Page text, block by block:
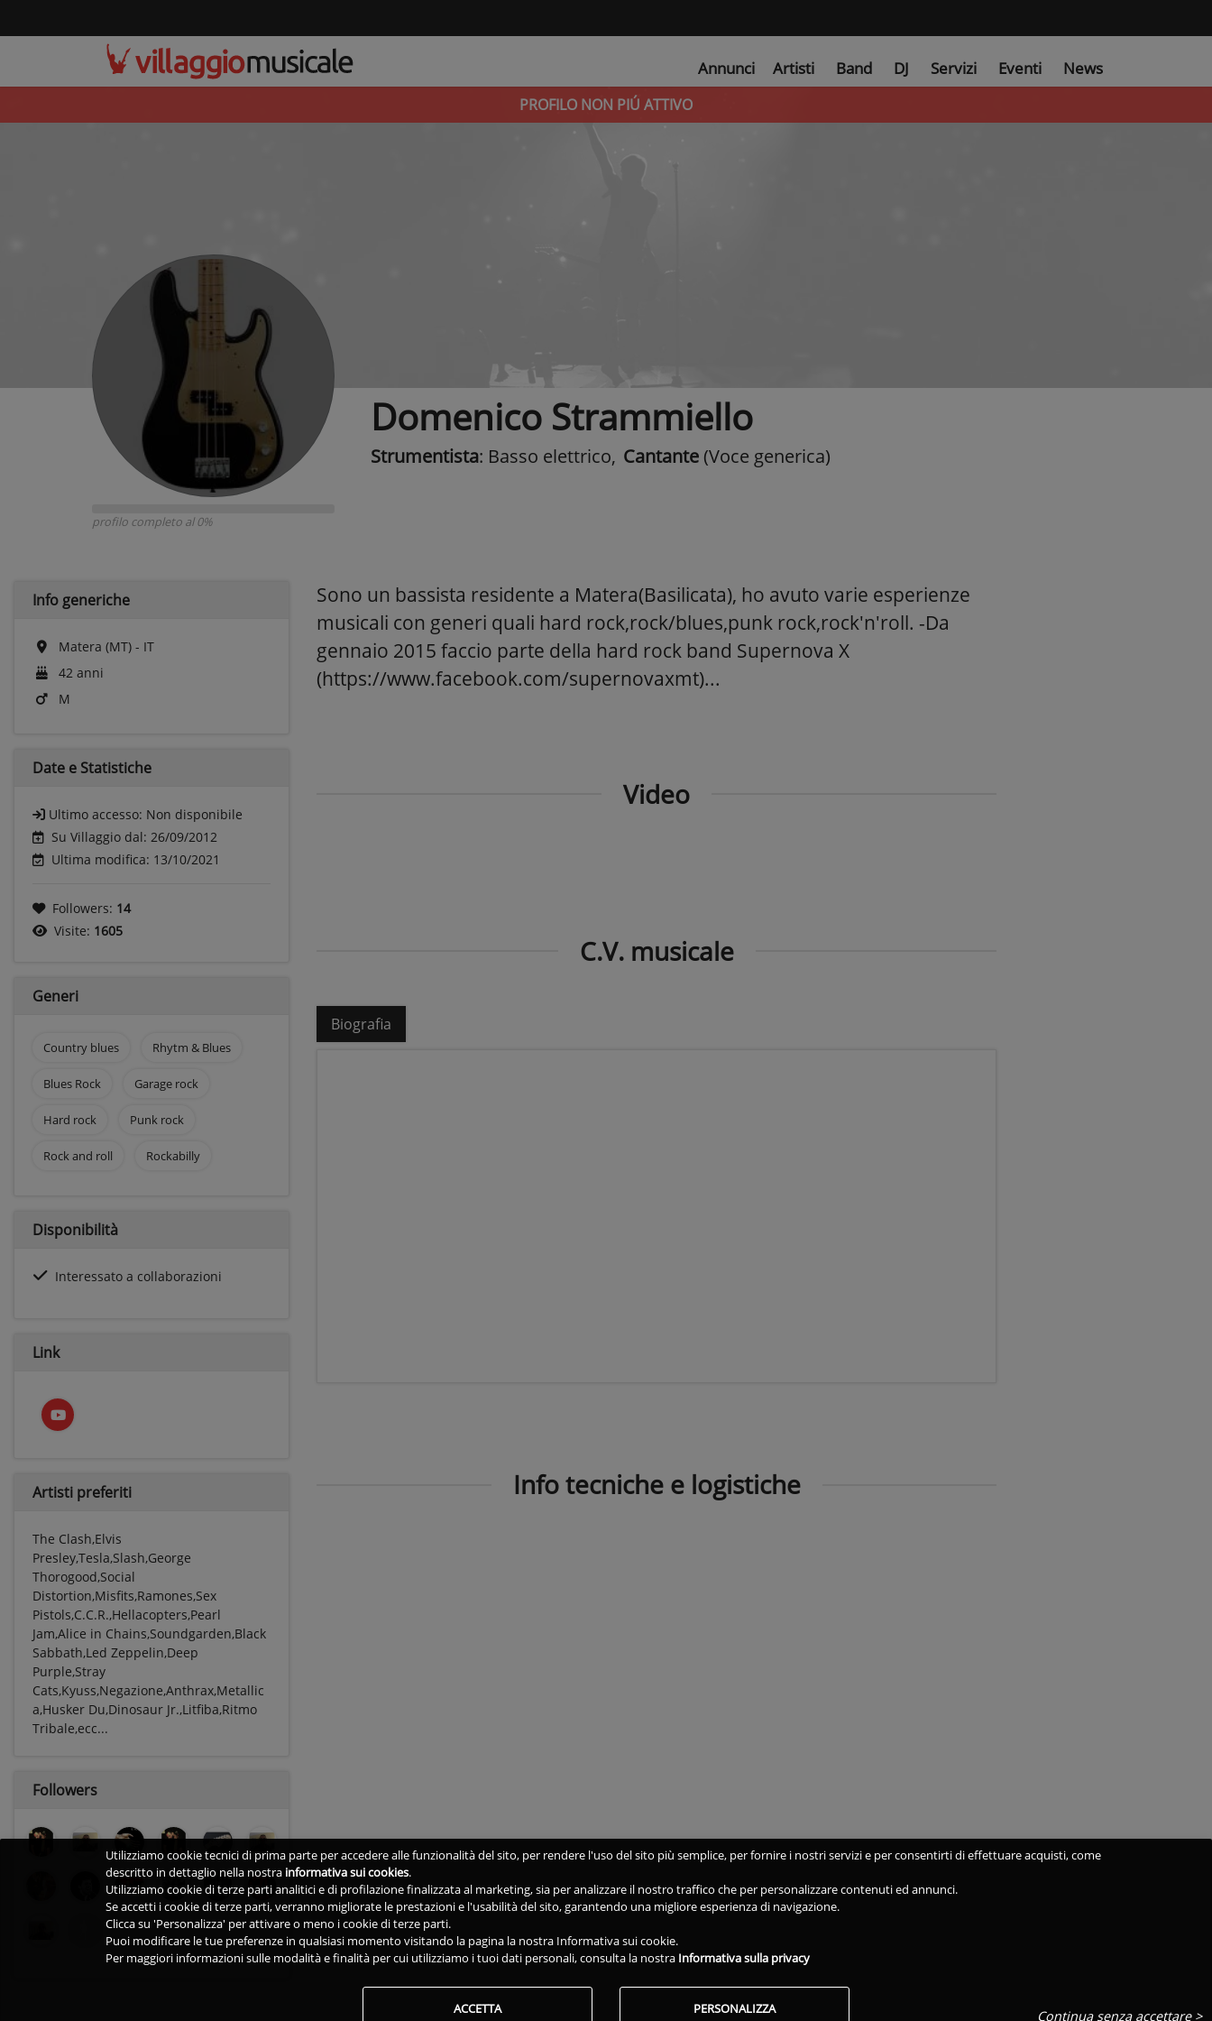
Annunci Artisti Band DJ Servizi Eventi News
PROFILO NON PIÚ ATTIVO
profilo completo al 0%
Domenico Strammiello
Strumentista: Basso elettrico, Cantante (Voce generica)
Info generiche
Matera (MT) - IT
42 anni
M
Date e Statistiche
Ultimo accesso: Non disponibile
Su Villaggio dal: 26/09/2012
Ultima modifica: 13/10/2021
Followers: 14
Visite: 1605
Generi
Country blues Rhytm & Blues
Blues Rock Garage rock
Hard rock Punk rock
Rock and roll Rockabilly
Disponibilità
Interessato a collaborazioni
Link
Artisti preferiti
The Clash,Elvis
Presley,Tesla,Slash,George
Thorogood,Social
Distortion,Misfits,Ramones,Sex
Pistols,C.C.R.,Hellacopters,Pearl
Jam,Alice in Chains,Soundgarden,Black
Sabbath,Led Zeppelin,Deep
Purple,Stray
Cats,Kyuss,Negazione,Anthrax,Metallic
a,Husker Du,Dinosaur Jr.,Litfiba,Ritmo
Tribale,ecc...
Followers
Sono un bassista residente a Matera(Basilicata), ho avuto varie esperienze
musicali con generi quali hard rock,rock/blues,punk rock,rock'n'roll. -Da
gennaio 2015 faccio parte della hard rock band Supernova X
(https://www.facebook.com/supernovaxmt)...
Video
C.V. musicale
Biografia
Info tecniche e logistiche
Utilizziamo cookie tecnici di prima parte per accedere alle funzionalità del sito, per rendere l'uso del sito più semplice, per fornire i nostri servizi e per consentirti di effettuare acquisti, come
descritto in dettaglio nella nostra informativa sui cookies.
Utilizziamo cookie di terze parti analitici e di profilazione finalizzata al marketing, sia per analizzare il nostro traffico che per personalizzare contenuti ed annunci.
Se accetti i cookie di terze parti, verranno migliorate le prestazioni e l'usabilità del sito, garantendo una migliore esperienza di navigazione.
Clicca su 'Personalizza' per attivare o meno i cookie di terze parti.
Puoi modificare le tue preferenze in qualsiasi momento visitando la pagina la nostra Informativa sui cookie.
Per maggiori informazioni sulle modalità e finalità per cui utilizziamo i tuoi dati personali, consulta la nostra Informativa sulla privacy
ACCETTA PERSONALIZZA Continua senza accettare >